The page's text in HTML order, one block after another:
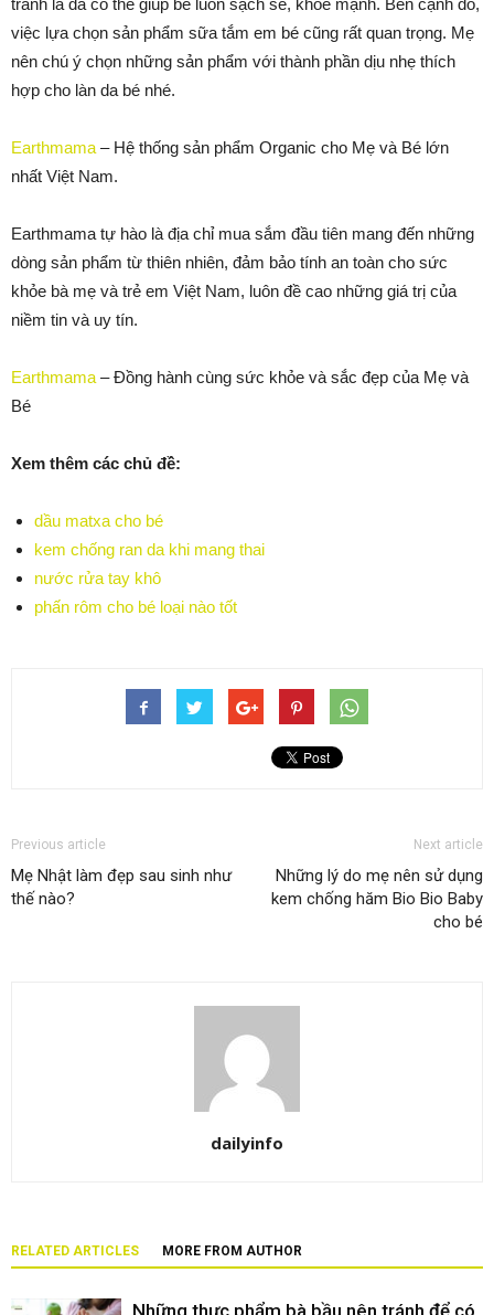
tránh là đã có thể giúp bé luôn sạch sẽ, khỏe mạnh. Bên cạnh đó,
việc lựa chọn sản phẩm sữa tắm em bé cũng rất quan trọng. Mẹ
nên chú ý chọn những sản phẩm với thành phần dịu nhẹ thích
hợp cho làn da bé nhé.
Earthmama – Hệ thống sản phẩm Organic cho Mẹ và Bé lớn
nhất Việt Nam.
Earthmama tự hào là địa chỉ mua sắm đầu tiên mang đến những
dòng sản phẩm từ thiên nhiên, đảm bảo tính an toàn cho sức
khỏe bà mẹ và trẻ em Việt Nam, luôn đề cao những giá trị của
niềm tin và uy tín.
Earthmama – Đồng hành cùng sức khỏe và sắc đẹp của Mẹ và
Bé
Xem thêm các chủ đề:
dầu matxa cho bé
kem chống ran da khi mang thai
nước rửa tay khô
phấn rôm cho bé loại nào tốt
Previous article
Mẹ Nhật làm đẹp sau sinh như
thế nào?
Next article
Những lý do mẹ nên sử dụng
kem chống hăm Bio Bio Baby
cho bé
dailyinfo
RELATED ARTICLES MORE FROM AUTHOR
Những thực phẩm bà bầu nên tránh để có